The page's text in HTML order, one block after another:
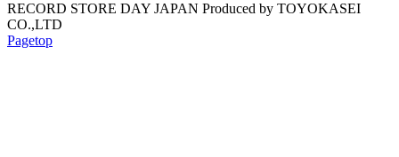
RECORD STORE DAY JAPAN Produced by TOYOKASEI
CO.,LTD
Pagetop